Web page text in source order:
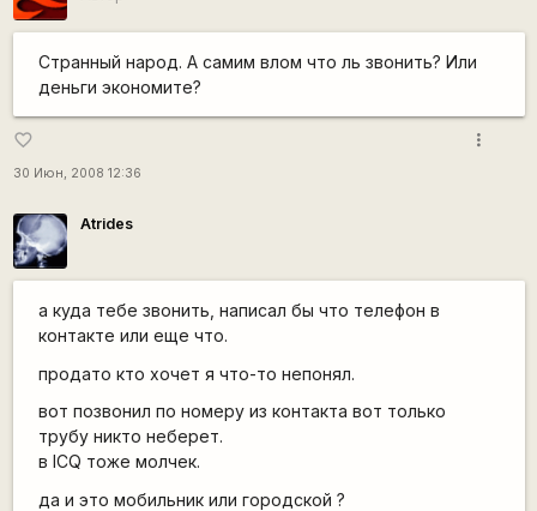
Странный народ. А самим влом что ль звонить? Или
деньги экономите?
favorite_border
30 Июн, 2008 12:36
more_vert
Atrides
а куда тебе звонить, написал бы что телефон в
контакте или еще что.
продато кто хочет я что-то непонял.
вот позвонил по номеру из контакта вот только
трубу никто неберет.
в ICQ тоже молчек.
да и это мобильник или городской ?